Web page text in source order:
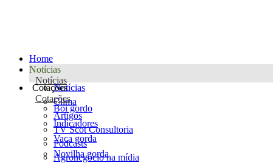
Home
Notícias
Notícias
Notícias
Clima
Artigos
TV Scot Consultoria
Podcasts
Agronegócio na mídia
Cotações
Cotações
Boi gordo
Indicadores
Vaca gorda
Novilha gorda